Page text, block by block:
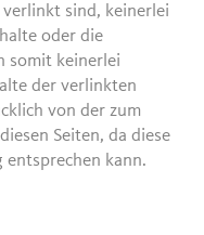
verlinkt sind, keinerlei
oder die
somit keinerlei
der verlinkten
von der zum
Seiten, da diese
entsprechen kann.